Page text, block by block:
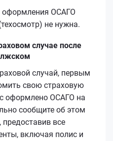
оформления ОСАГО
не нужна.
случае после
случай, первым
свою страховую
оформлено ОСАГО на
сообщите об этом
все
включая полис и